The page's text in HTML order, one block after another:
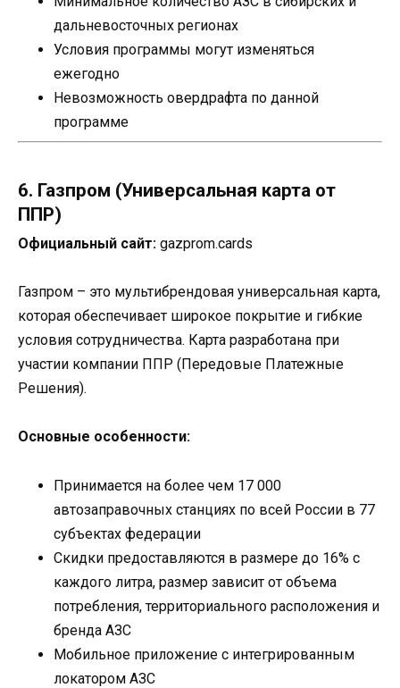
дальневосточных регионах
Условия программы могут изменяться
ежегодно
Невозможность овердрафта по данной
программе
6. Газпром (Универсальная карта от
ППР)
Официальный сайт: gazprom.cards
Газпром – это мультибрендовая универсальная карта,
которая обеспечивает широкое покрытие и гибкие
условия сотрудничества. Карта разработана при
участии компании ППР (Передовые Платежные
Решения).
Основные особенности:
Принимается на более чем 17 000
автозаправочных станциях по всей России в 77
субъектах федерации
Скидки предоставляются в размере до 16% с
каждого литра, размер зависит от объема
потребления, территориального расположения и
бренда АЗС
Мобильное приложение с интегрированным
локатором АЗС